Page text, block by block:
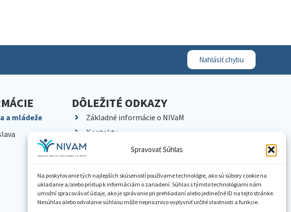
Spravovať Súhlas
Na poskytovanie tých najlepších skúseností používame technológie, ako sú súbory cookie na
ukladanie a/alebo prístup k informáciám o zariadení. Súhlas s týmito technológiami nám
umožní spracovávať údaje, ako je správanie pri prehliadaní alebo jedinečné ID na tejto stránke.
Nesúhlas alebo odvolanie súhlasu môže nepriaznivo ovplyvniť určité vlastnosti a funkcie.
Nahlásiť chybu
a mládeže
DÔLEŽITÉ ODKAZY
Základné informácie o NIVaM
Kontakty
Kariéra
Pracoviská NIVaM
Dokumenty inštitúcie
Knižnica